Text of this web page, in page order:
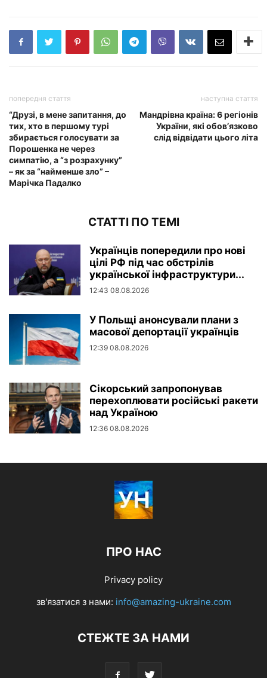
попередня стаття
“Друзі, в мене запитання, до
тих, хто в першому турі
збирається голосувати за
Порошенка не через
симпатію, а “з розрахунку”
– як за “найменше зло” –
Марічка Падалко
наступна стаття
Мандрівна країна: 6 регіонів
України, які обов’язково
слід відвідати цього літа
СТАТТІ ПО ТЕМІ
Українців попередили про нові
цілі РФ під час обстрілів
української інфраструктури...
12:43 08.08.2026
У Польщі анонсували плани з
масової депортації українців
12:39 08.08.2026
Сікорський запропонував
перехоплювати російські ракети
над Україною
12:36 08.08.2026
ПРО НАС
Privacy policy
зв'язатися з нами: info@amazing-ukraine.com
СТЕЖТЕ ЗА НАМИ